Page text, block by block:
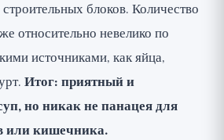
строительных блоков. Количество
относительно невелико по
источниками, как яйца,
Итог: приятный и
но никак не панацея для
или кишечника.